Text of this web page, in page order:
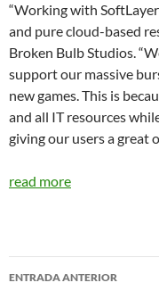
“Working with
and pure cloud-based
Broken Bulb Studios.
support our massive
new games. This is
and all IT resources
giving our users a great
read more
Navegador
ENTRADA ANTERIOR